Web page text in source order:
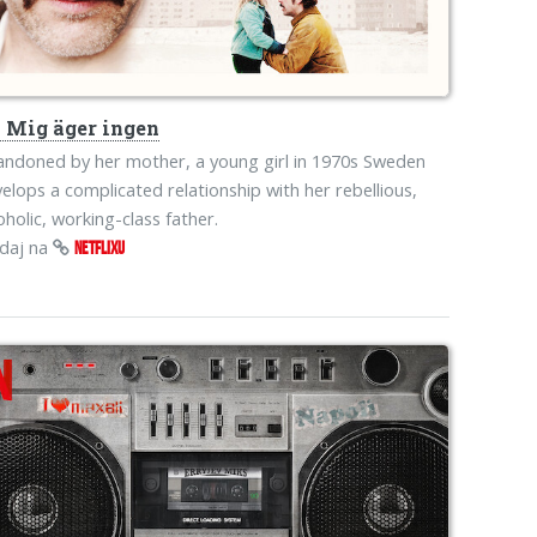
Mig äger ingen
by her mother, a young girl in 1970s Sweden
a complicated relationship with her rebellious,
working-class father.
na
NETFLIXU